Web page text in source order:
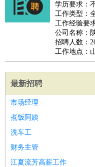
学历要求：
工作类型：
工作经验要
公司名称：
招聘人数：
工作地点：
最新招聘
市场经理
煮饭阿姨
洗车工
财务主管
江夏流芳高薪工作